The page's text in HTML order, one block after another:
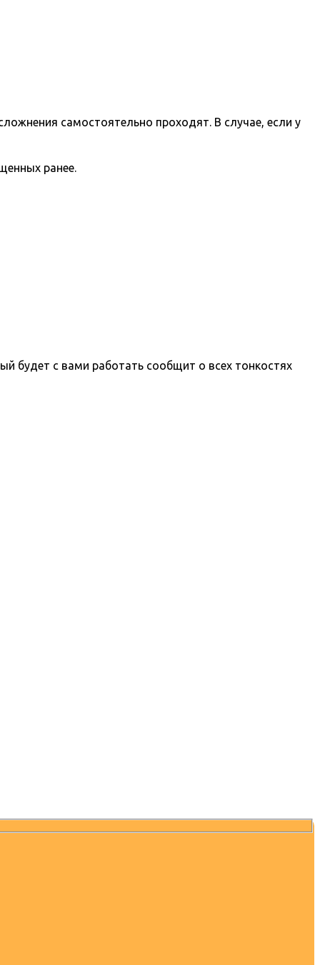
самостоятельно проходят. В случае, если у
ранее.
будет с вами работать сообщит о всех тонкостях